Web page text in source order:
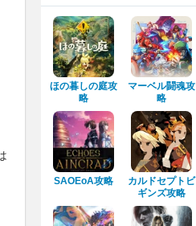
ほの暮しの庭攻
略
マーベル闘魂攻
略
SAOEoA攻略
カルドセプトビ
ギンズ攻略